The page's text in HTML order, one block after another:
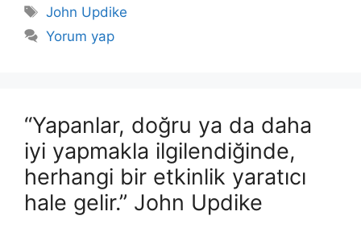
Etiketler
John Updike
Yorum yap
“Yapanlar, doğru ya da daha
iyi yapmakla ilgilendiğinde,
herhangi bir etkinlik yaratıcı
hale gelir.” John Updike